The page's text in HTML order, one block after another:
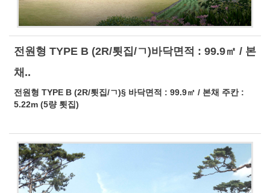
전원형 TYPE B (2R/툇집/ㄱ)바닥면적 : 99.9㎡ / 본
채..
전원형 TYPE B (2R/툇집/ㄱ)§ 바닥면적 : 99.9㎡ / 본채 주칸 :
5.22m (5량 툇집)